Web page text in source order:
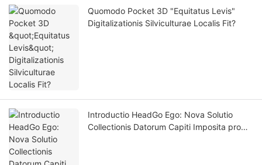
Quomodo Pocket 3D "Equitatus Levis"
Digitalizationis Silviculturae Localis Fit?
Introductio HeadGo Ego: Nova Solutio
Collectionis Datorum Capiti Imposita pro